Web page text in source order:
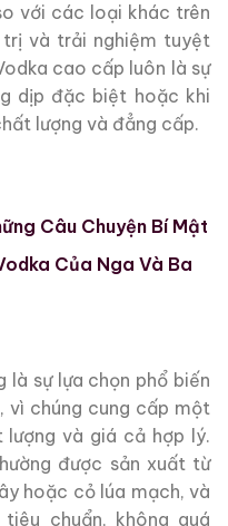
với các loại khác trên
trị và trải nghiệm tuyệt
cao cấp luôn là sự
dịp đặc biệt hoặc khi
lượng và đẳng cấp.
Câu Chuyện Bí Mật
Của Nga Và Ba
là sự lựa chọn phổ biến
vì chúng cung cấp một
và giá cả hợp lý.
được sản xuất từ
hoặc cỏ lúa mạch, và
chuẩn, không quá